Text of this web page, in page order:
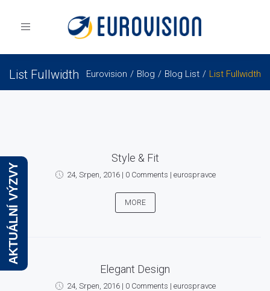
Toggle
List Fullwidth Eurovision Blog Blog List List Fullwidth
Style & Fit
24, Srpen, 2016| 0 Comments | eurospravce
MORE
Elegant Design
24, Srpen, 2016| 0 Comments | eurospravce
AKTUÁLNÍ VÝZVY